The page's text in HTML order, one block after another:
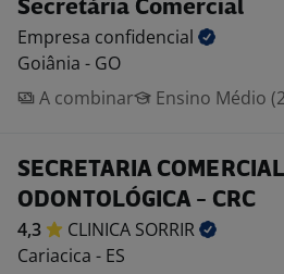
Secretária Comercial
Empresa confidencial
Goiânia - GO
A combinar
Ensino Médio
SECRETARIA
ODONTOLÓGICA - CRC
4,3 CLINICA SORRIR
Cariacica - ES